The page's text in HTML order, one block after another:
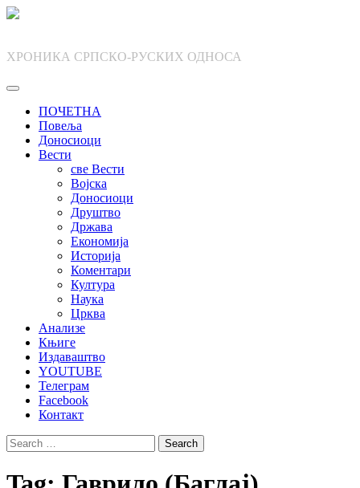
Skip
ХРОНИКА СРПСКО-РУСКИХ ОДНОСА
ПОЧЕТНА
Повеља
Доносиоци
Вести
све Вести
Војска
Доносиоци
Друштво
Држава
Економија
Историја
Коментари
Култура
Наука
Црква
Анализе
Књиге
Издаваштво
YOUTUBE
Телеграм
Facebook
Контакт
Search
for: